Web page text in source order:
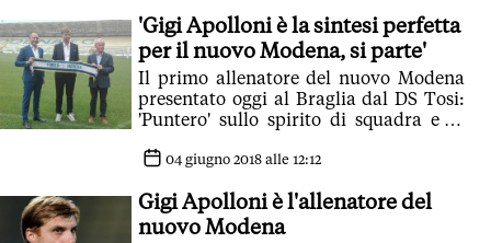
'Gigi Apolloni è la sintesi perfetta
per il nuovo Modena, si parte'
Il primo allenatore del nuovo Modena
presentato oggi al Braglia dal DS Tosi:
'Puntero' sullo spirito di squadra e di
04 giugno 2018 alle 12:12
Gigi Apolloni è l'allenatore del
nuovo Modena